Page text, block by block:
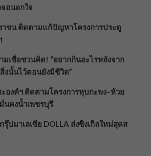
อนอกใจ
าชน ติดตามแก้ปัญหาโครงการประตู
มเชื่อชวนคิด! “อยากกินอะไรหลังจาก
งนั้นไว้ตอนยังมีชีวิต”
องค์ฯ ติดตามโครงการหุบกะพง–ห้วย
นคงน้ำเพชรบุรี
รุ๊ปมาเลเซีย DOLLA ส่งซิงเกิลใหม่สุดส